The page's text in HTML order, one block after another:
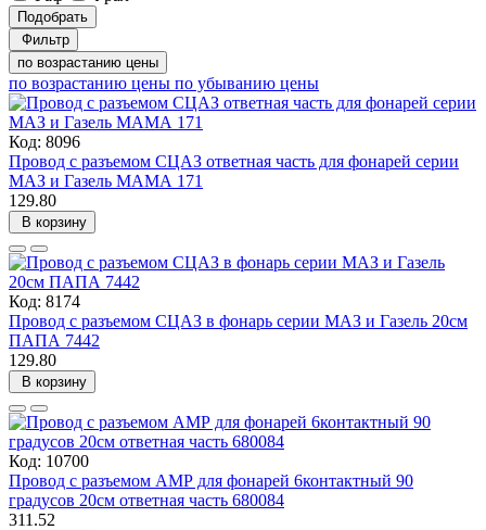
Подобрать
Фильтр
по возрастанию цены
по возрастанию цены по убыванию цены
Код: 8096
Провод с разъемом СЦАЗ ответная часть для фонарей серии
МАЗ и Газель МАМА 171
129.80
В корзину
Код: 8174
Провод с разъемом СЦАЗ в фонарь серии МАЗ и Газель 20см
ПАПА 7442
129.80
В корзину
Код: 10700
Провод с разъемом АМР для фонарей 6контактный 90
градусов 20см ответная часть 680084
311.52